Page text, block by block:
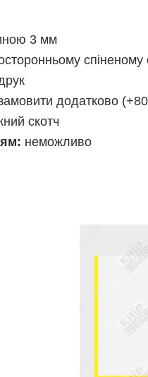
3 мм
додатково
скотч
неможливо